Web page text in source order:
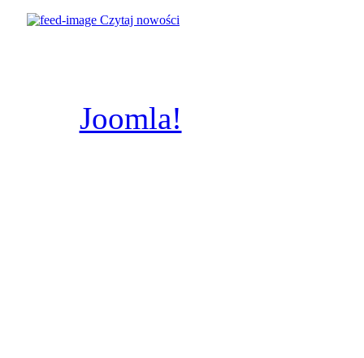
Czytaj nowości
Joomla!